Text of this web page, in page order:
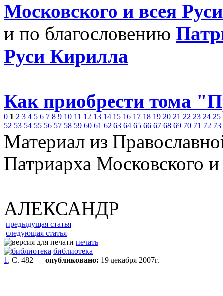
Московского и всея
и по благословению
Руси Кирилла
Как приобрести тома
0 1 2 3 4 5 6 7 8 9 10 11 12 13 14 15 16 17 18 19 20 21 22 23 24 25
52 53 54 55 56 57 58 59 60 61 62 63 64 65 66 67 68 69 70 71 72 73
Материал из
Патриарха Московского
АЛЕКСАНДР
предыдущая статья
следующая статья
печать
библиотека
1 , С. 482 опубликовано: 19 декабря 2007г.